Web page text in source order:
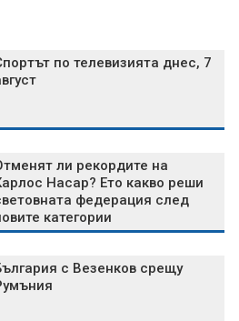
по телевизията днес, 7
ли рекордите на
Насар? Ето какво реши
федерация след
категории
с Везенков срещу